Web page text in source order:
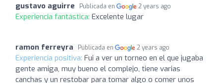
gustavo aguirre Publicada en 2 years ago
Experiencia fantástica: Excelente lugar
ramon ferreyra Publicada en 2 years ago
Experiencia positiva: Fui a ver un torneo en el que jugaba
gente amiga, muy bueno el complejo, tiene varias
canchas y un restobar para tomar algo o comer unos